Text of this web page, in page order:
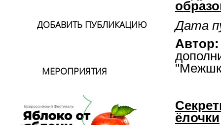
ДОБАВИТЬ ПУБЛИКАЦИЮ
МЕРОПРИЯТИЯ
Дата
Автор:
ёлочки